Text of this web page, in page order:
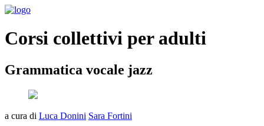
Corsi collettivi per adulti
Grammatica vocale jazz
a cura di Luca Donini Sara Fortini